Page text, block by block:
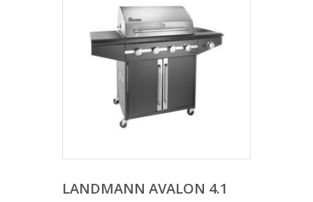
LANDMANN AVALON 4.1